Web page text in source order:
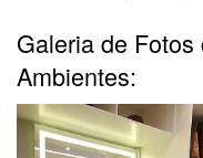
Galeria de
Ambientes: